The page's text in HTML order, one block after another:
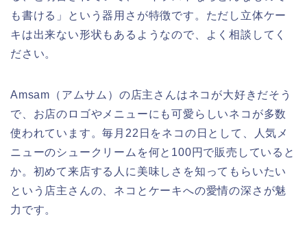
も書ける」という器用さが特徴です。ただし立体ケー
キは出来ない形状もあるようなので、よく相談してく
ださい。
Amsam（アムサム）の店主さんはネコが大好きだそう
で、お店のロゴやメニューにも可愛らしいネコが多数
使われています。毎月22日をネコの日として、人気メ
ニューのシュークリームを何と100円で販売していると
か。初めて来店する人に美味しさを知ってもらいたい
という店主さんの、ネコとケーキへの愛情の深さが魅
力です。